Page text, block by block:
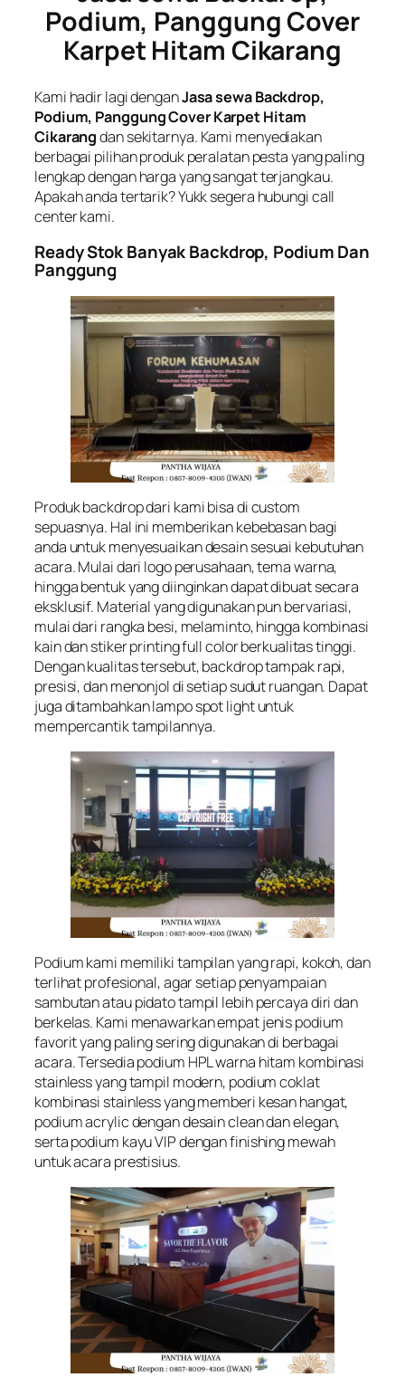
Podium, Panggung Cover
Karpet Hitam Cikarang
Kami hadir lagi denganJasa sewa Backdrop,
Podium, Panggung Cover Karpet Hitam
Cikarangdan sekitarnya. Kami menyediakan
berbagai pilihan produk peralatan pesta yang paling
lengkap dengan harga yang sangat terjangkau.
Apakah anda tertarik? Yukk segera hubungi call
center kami.
Ready Stok Banyak Backdrop, Podium Dan
Panggung
Produk backdrop dari kami bisa di custom
sepuasnya. Hal ini memberikan kebebasan bagi
anda untuk menyesuaikan desain sesuai kebutuhan
acara. Mulai dari logo perusahaan, tema warna,
hingga bentuk yang diinginkan dapat dibuat secara
eksklusif. Material yang digunakan pun bervariasi,
mulai dari rangka besi, melaminto, hingga kombinasi
kain dan stiker printing full color berkualitas tinggi.
Dengan kualitas tersebut, backdrop tampak rapi,
presisi, dan menonjol di setiap sudut ruangan. Dapat
juga ditambahkan lampo spot light untuk
mempercantik tampilannya.
Podium kami memiliki tampilan yang rapi, kokoh, dan
terlihat profesional, agar setiap penyampaian
sambutan atau pidato tampil lebih percaya diri dan
berkelas. Kami menawarkan empat jenis podium
favorit yang paling sering digunakan di berbagai
acara. Tersedia podium HPL warna hitam kombinasi
stainless yang tampil modern, podium coklat
kombinasi stainless yang memberi kesan hangat,
podium acrylic dengan desain clean dan elegan,
serta podium kayu VIP dengan finishing mewah
untuk acara prestisius.